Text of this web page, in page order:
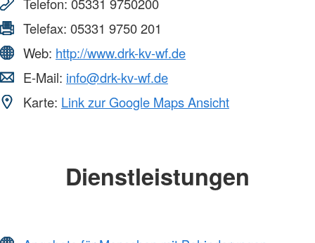
Telefon: 05331 9750200
Telefax: 05331 9750 201
Web: http://www.drk-kv-wf.de
E-Mail: info@drk-kv-wf.de
Karte: Link zur Google Maps Ansicht
Dienstleistungen